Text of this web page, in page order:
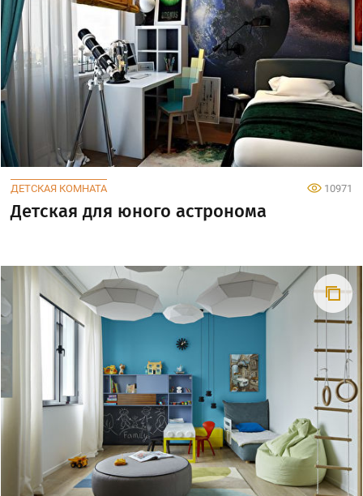
ДЕТСКАЯ КОМНАТА 10971
Детская для юного астронома